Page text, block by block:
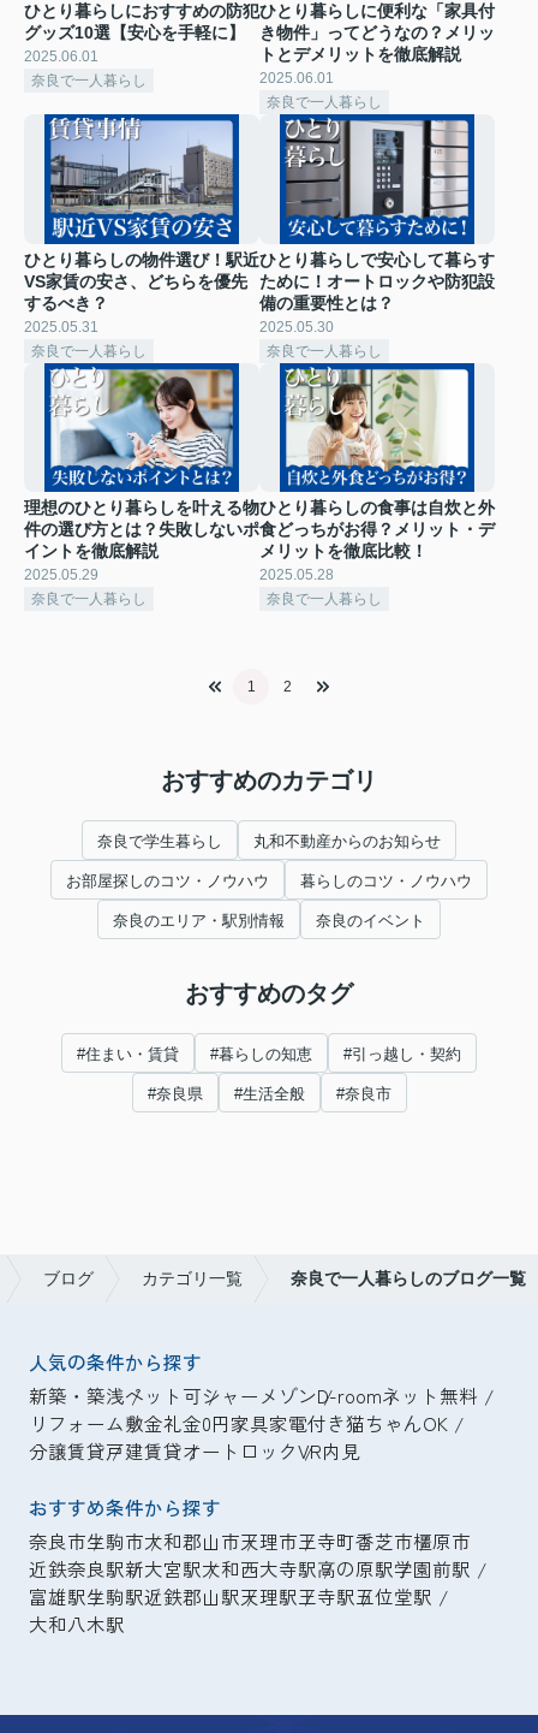
ひとり暮らしにおすすめの防犯
グッズ10選【安心を手軽に】
2025.06.01
奈良で一人暮らし
ひとり暮らしに便利な「家具付
き物件」ってどうなの？メリッ
トとデメリットを徹底解説
2025.06.01
奈良で一人暮らし
ひとり暮らしの物件選び！駅近
VS家賃の安さ、どちらを優先
するべき？
2025.05.31
奈良で一人暮らし
ひとり暮らしで安心して暮らす
ために！オートロックや防犯設
備の重要性とは？
2025.05.30
奈良で一人暮らし
理想のひとり暮らしを叶える物
件の選び方とは？失敗しないポ
イントを徹底解説
2025.05.29
奈良で一人暮らし
ひとり暮らしの食事は自炊と外
食どっちがお得？メリット・デ
メリットを徹底比較！
2025.05.28
奈良で一人暮らし
1 2
おすすめのカテゴリ
奈良で学生暮らし 丸和不動産からのお知らせ
お部屋探しのコツ・ノウハウ 暮らしのコツ・ノウハウ
奈良のエリア・駅別情報 奈良のイベント
おすすめのタグ
#住まい・賃貸 #暮らしの知恵 #引っ越し・契約
#奈良県 #生活全般 #奈良市
ブログ カテゴリ一覧 奈良で一人暮らしのブログ一覧
人気の条件から探す
新築・築浅ペット可シャーメゾンD-roomネット無料
リフォーム敷金礼金0円家具家電付き猫ちゃんOK
分譲賃貸戸建賃貸オートロックVR内見
おすすめ条件から探す
奈良市生駒市大和郡山市天理市王寺町香芝市橿原市
近鉄奈良駅新大宮駅大和西大寺駅高の原駅学園前駅
富雄駅生駒駅近鉄郡山駅天理駅王寺駅五位堂駅
大和八木駅